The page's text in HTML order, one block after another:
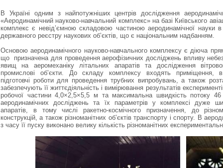
В Україні одним з найпотужніших центрів дослідження
«Аеродинамічний науково-навчальний комплекс» на базі Київського
комплекс є невід’ємною складовою частиною аеродинамічної науки в
державного реєстру наукових об’єктів, що є національним надбанням.
Основою аеродинамічного науково-навчального комплексу є діюча
що призначена для проведення аерофізичних досліджень впливу
явищ на аеромеханіку літальних апаратів та дослідження
промислові об’єкти. До складу комплексу входять приміщення,
підготовчі роботи для проведення трубних випробувань, а також
забезпечують її життєдіяльність і вимірювання результатів
робочої частини 4,0×2,5×5,5 м та максимальна швидкість потоку 46
аеродинамічних досліджень та їх параметрів у комплексі дуже
апаратів, в тому числі ракетно-космічного призначення, до
конструкцій, а також різноманітних об’єктів транспорту і спорту. В
з часу її пуску виконано велику кількість різноманітних